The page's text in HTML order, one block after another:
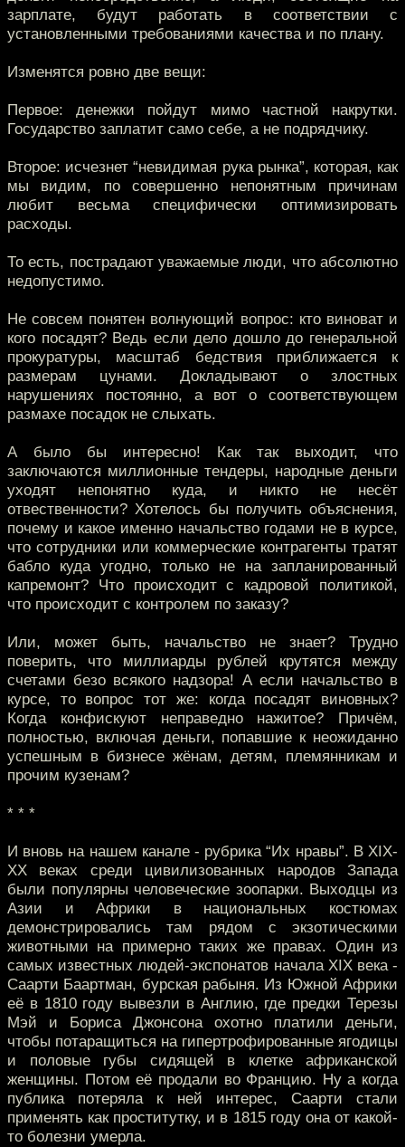
зарплате, будут работать в соответствии с
установленными требованиями качества и по плану.
Изменятся ровно две вещи:
Первое: денежки пойдут мимо частной накрутки.
Государство заплатит само себе, а не подрядчику.
Второе: исчезнет “невидимая рука рынка”, которая, как
мы видим, по совершенно непонятным причинам
любит весьма специфически оптимизировать
расходы.
То есть, пострадают уважаемые люди, что абсолютно
недопустимо.
Не совсем понятен волнующий вопрос: кто виноват и
кого посадят? Ведь если дело дошло до генеральной
прокуратуры, масштаб бедствия приближается к
размерам цунами. Докладывают о злостных
нарушениях постоянно, а вот о соответствующем
размахе посадок не слыхать.
А было бы интересно! Как так выходит, что
заключаются миллионные тендеры, народные деньги
уходят непонятно куда, и никто не несёт
отвественности? Хотелось бы получить объяснения,
почему и какое именно начальство годами не в курсе,
что сотрудники или коммерческие контрагенты тратят
бабло куда угодно, только не на запланированный
капремонт? Что происходит с кадровой политикой,
что происходит с контролем по заказу?
Или, может быть, начальство не знает? Трудно
поверить, что миллиарды рублей крутятся между
счетами безо всякого надзора! А если начальство в
курсе, то вопрос тот же: когда посадят виновных?
Когда конфискуют неправедно нажитое? Причём,
полностью, включая деньги, попавшие к неожиданно
успешным в бизнесе жёнам, детям, племянникам и
прочим кузенам?
* * *
И вновь на нашем канале - рубрика “Их нравы”. В XIX-
XX веках среди цивилизованных народов Запада
были популярны человеческие зоопарки. Выходцы из
Азии и Африки в национальных костюмах
демонстрировались там рядом с экзотическими
животными на примерно таких же правах. Один из
самых известных людей-экспонатов начала XIX века -
Саарти Баартман, бурская рабыня. Из Южной Африки
её в 1810 году вывезли в Англию, где предки Терезы
Мэй и Бориса Джонсона охотно платили деньги,
чтобы потаращиться на гипертрофированные ягодицы
и половые губы сидящей в клетке африканской
женщины. Потом её продали во Францию. Ну а когда
публика потеряла к ней интерес, Саарти стали
применять как проститутку, и в 1815 году она от какой-
то болезни умерла.